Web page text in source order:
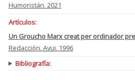
Humoristán. 2021
Artículos:
Un Groucho Marx creat per ordinador
Redacción. Avui. 1996
Bibliografía: